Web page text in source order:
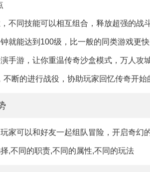
不同技能可以相互组合，释放超强的战
就能达到100级，比一般的同类游戏更快
手游，让你重温传奇沙盒模式，万人攻
断的进行战役，协助玩家回忆传奇开始
家可以和好友一起组队冒险，开启奇幻的
,不同的职责,不同的属性,不同的玩法